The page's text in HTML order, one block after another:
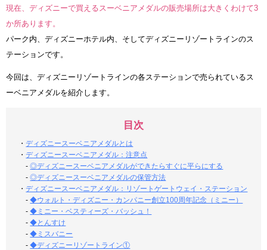
現在、ディズニーで買えるスーベニアメダルの販売場所は大きくわけて3
か所あります。
パーク内、ディズニーホテル内、そしてディズニーリゾートラインのス
テーションです。
今回は、ディズニーリゾートラインの各ステーションで売られているス
ーベニアメダルを紹介します。
目次
・ディズニースーベニアメダルとは
・ディズニースーベニアメダル：注意点
-◎ディズニースーベニアメダルができたらすぐに平らにする
-◎ディズニースーベニアメダルの保管方法
・ディズニースーベニアメダル：リゾートゲートウェイ・ステーション
-◆ウォルト・ディズニー・カンパニー創立100周年記念（ミニー）
-◆ミニー・ベスティーズ・バッシュ！
-◆とんすけ
-◆ミスバニー
-◆ディズニーリゾートライン①